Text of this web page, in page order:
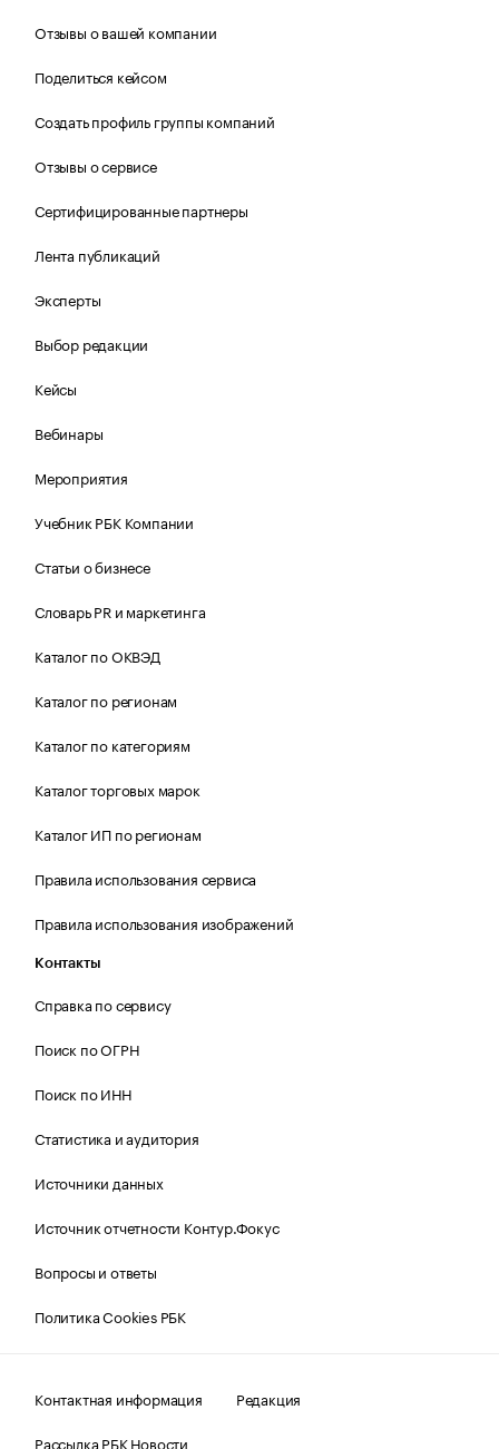
Отзывы о вашей компании
Поделиться кейсом
Создать профиль группы компаний
Отзывы о сервисе
Сертифицированные партнеры
Лента публикаций
Эксперты
Выбор редакции
Кейсы
Вебинары
Мероприятия
Учебник РБК Компании
Статьи о бизнесе
Словарь PR и маркетинга
Каталог по ОКВЭД
Каталог по регионам
Каталог по категориям
Каталог торговых марок
Каталог ИП по регионам
Правила использования сервиса
Правила использования изображений
Контакты
Справка по сервису
Поиск по ОГРН
Поиск по ИНН
Статистика и аудитория
Источники данных
Источник отчетности Контур.Фокус
Вопросы и ответы
Политика Cookies РБК
Контактная информация
Редакция
Рассылка РБК Новости